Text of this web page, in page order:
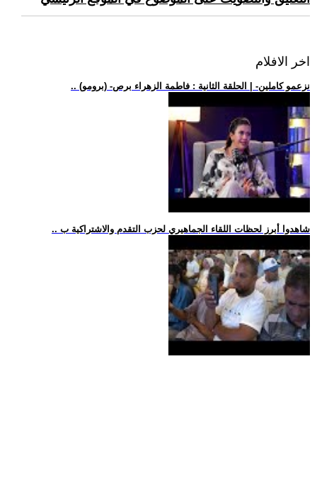
اخر الافلام
.. (برومو) -نزعمو كاملين- | الحلقة الثانية : فاطمة الزهراء برص
.. شاهدوا أبرز لحظات اللقاء الجماهيري لحزب التقدم والاشتراكية ب